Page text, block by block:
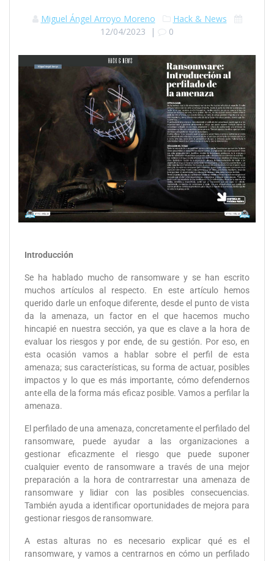
Miguel Ángel Arroyo Moreno
Hack & News
12/04/2023 | 0
Introducción
Se ha hablado mucho de ransomware y se han escrito
muchos artículos al respecto. En este artículo hemos
querido darle un enfoque diferente, desde el punto de vista
da la amenaza, un factor en el que hacemos mucho
hincapié en nuestra sección, ya que es clave a la hora de
evaluar los riesgos y por ende, de su gestión. Por eso, en
esta ocasión vamos a hablar sobre el perfil de esta
amenaza; sus características, su forma de actuar, posibles
impactos y lo que es más importante, cómo defendernos
ante ella de la forma más eficaz posible. Vamos a perfilar la
amenaza.
El perfilado de una amenaza, concretamente el perfilado del
ransomware, puede ayudar a las organizaciones a
gestionar eficazmente el riesgo que puede suponer
cualquier evento de ransomware a través de una mejor
preparación a la hora de contrarrestar una amenaza de
ransomware y lidiar con las posibles consecuencias.
También ayuda a identificar oportunidades de mejora para
gestionar riesgos de ransomware.
A estas alturas no es necesario explicar qué es el
ransomware, y vamos a centrarnos en cómo un perfilado